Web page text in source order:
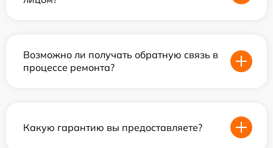
Возможно ли получать обратную связь в
процессе ремонта?
Какую гарантию вы предоставляете?